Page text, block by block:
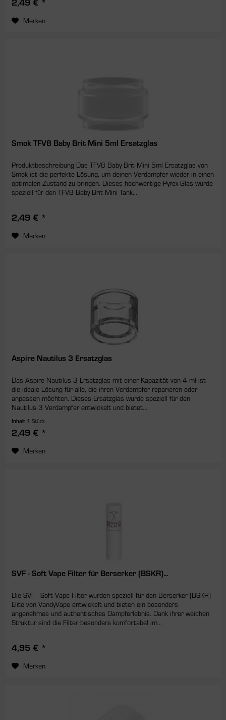
Merken
Smok TFV8 Baby Brit Mini 5ml Ersatzglas
Produktbeschreibung Das TFV8 Baby Brit Mini 5ml Ersatzglas von
Smok ist die perfekte Lösung, um deinen Verdampfer wieder in einen
optimalen Zustand zu bringen. Dieses hochwertige Pyrex-Glas wurde
speziell für den TFV8 Baby Brit Mini Tank...
2,49 € *
Merken
Aspire Nautilus 3 Ersatzglas
Das Aspire Nautilus 3 Ersatzglas mit einer Kapazität von 4 ml ist
die ideale Lösung für alle, die ihren Verdampfer reparieren oder
anpassen möchten. Dieses Ersatzglas wurde speziell für den
Nautilus 3 Verdampfer entwickelt und bietet...
Inhalt 1 Stück
2,49 € *
Merken
SVF - Soft Vape Filter für Berserker (BSKR)...
Die SVF - Soft Vape Filter wurden speziell für den Berserker (BSKR)
Elite von VandyVape entwickelt und bieten ein besonders
angenehmes und authentisches Dampferlebnis. Dank ihrer weichen
Struktur sind die Filter besonders komfortabel im...
4,95 € *
Merken